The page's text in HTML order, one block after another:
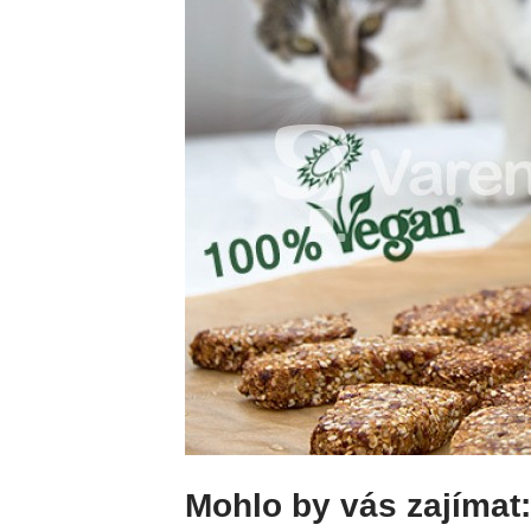
Mohlo by vás